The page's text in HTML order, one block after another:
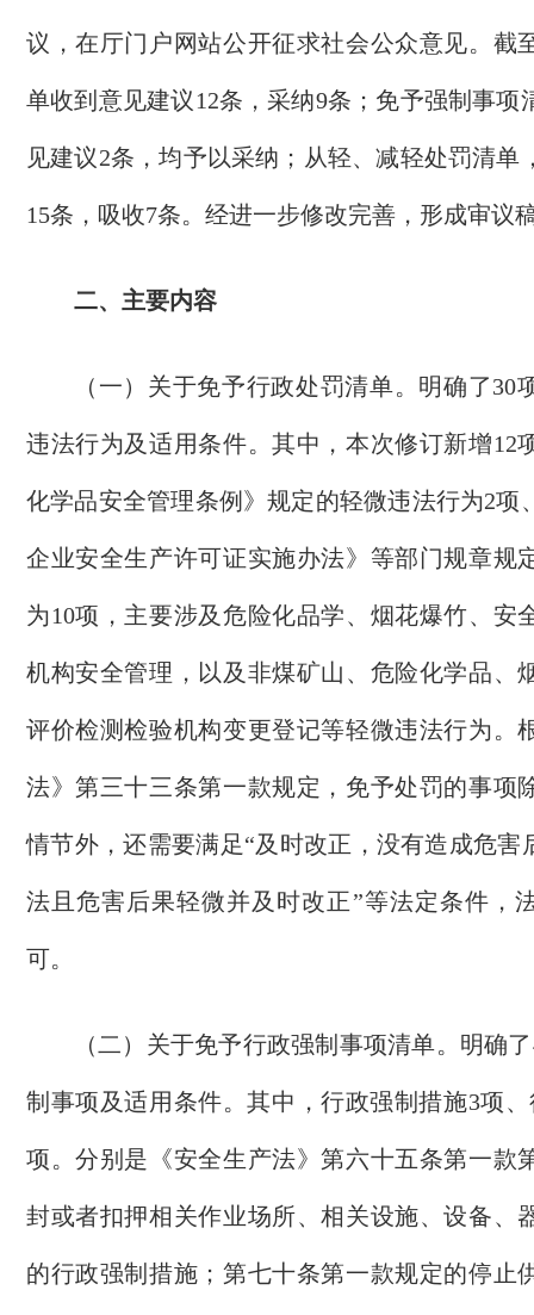
议，在厅门户网站公开征求社会公众意见。截
单收到意见建议12条，采纳9条；免予强制事项
见建议2条，均予以采纳；从轻、减轻处罚清单
15条，吸收7条。经进一步修改完善，形成审议
二、主要内容
（一）关于免予行政处罚清单。 明确了30
违法行为及适用条件。其中，本次修订新增12
化学品安全管理条例》规定的轻微违法行为2项
企业安全生产许可证实施办法》等部门规章规
为10项，主要涉及危险化品学、烟花爆竹、安
机构安全管理，以及非煤矿山、危险化学品、
评价检测检验机构变更登记等轻微违法行为。
法》第三十三条第一款规定，免予处罚的事项
情节外，还需要满足“及时改正，没有造成危害
法且危害后果轻微并及时改正”等法定条件，
可。
（二）关于免予行政强制事项清单。 明确了
制事项及适用条件。其中，行政强制措施3项
项。分别是《安全生产法》第六十五条第一款
封或者扣押相关作业场所、相关设施、设备、
的行政强制措施；第七十条第一款规定的停止